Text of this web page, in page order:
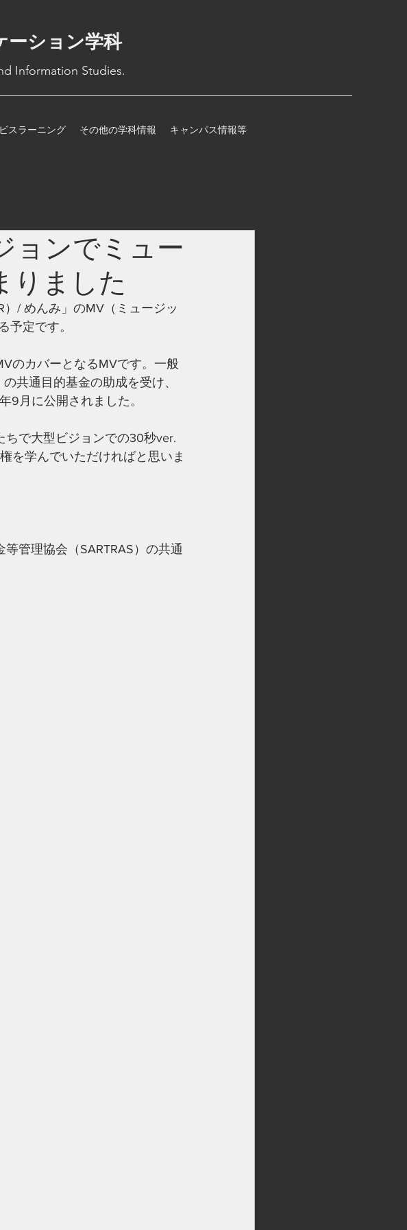
ーション学科
Information Studies.
スラーニング その他の学科情報 キャンパス情報等
ョンでミュー
りました
/ めんみ」のMV（ミュージッ
予定です。
のカバーとなるMVです。一般
共通目的基金の助成を受け、
9月に公開されました。
で大型ビジョンでの30秒ver.
を学んでいただければと思いま
管理協会（SARTRAS）の共通